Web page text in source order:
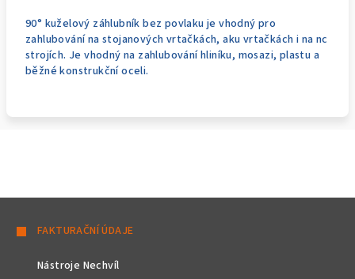
90° kuželový záhlubník bez povlaku je vhodný pro
zahlubování na stojanových vrtačkách, aku vrtačkách i na nc
strojích. Je vhodný na zahlubování hliníku, mosazi, plastu a
běžné konstrukční oceli.
FAKTURAČNÍ ÚDAJE
Nástroje Nechvíl